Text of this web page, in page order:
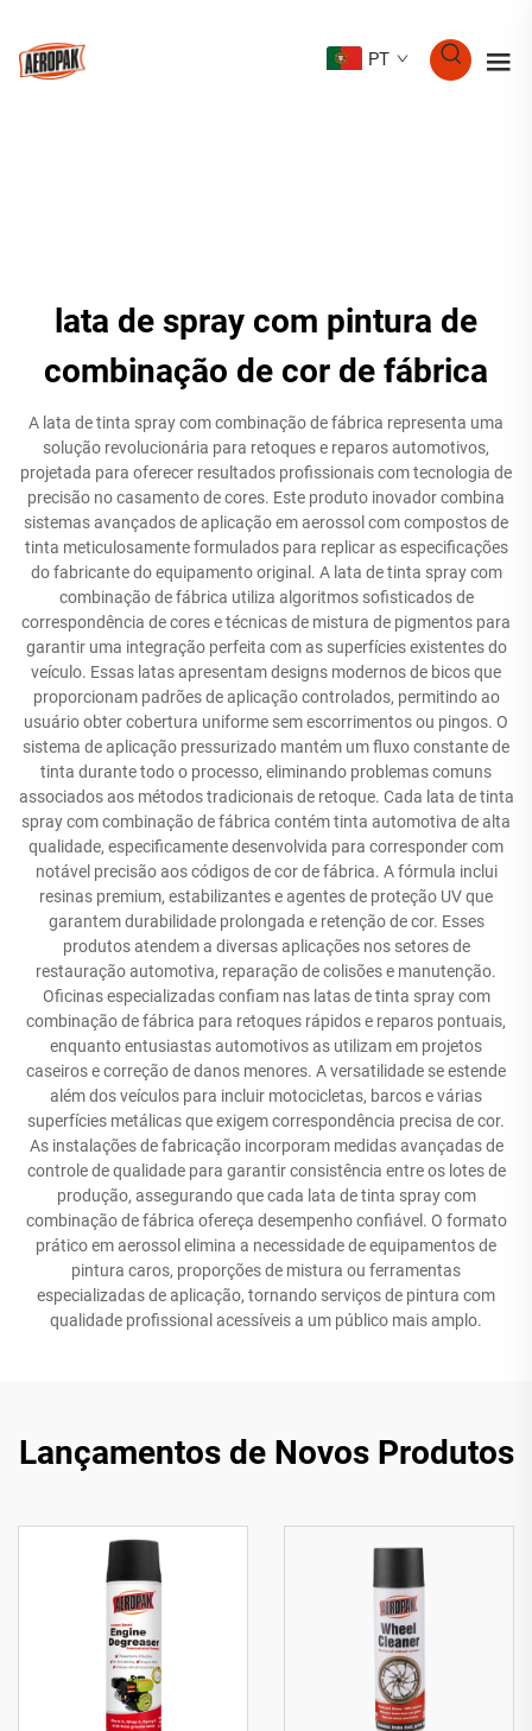
PT
lata de spray com pintura de
combinação de cor de fábrica
A lata de tinta spray com combinação de fábrica representa uma
solução revolucionária para retoques e reparos automotivos,
projetada para oferecer resultados profissionais com tecnologia de
precisão no casamento de cores. Este produto inovador combina
sistemas avançados de aplicação em aerossol com compostos de
tinta meticulosamente formulados para replicar as especificações
do fabricante do equipamento original. A lata de tinta spray com
combinação de fábrica utiliza algoritmos sofisticados de
correspondência de cores e técnicas de mistura de pigmentos para
garantir uma integração perfeita com as superfícies existentes do
veículo. Essas latas apresentam designs modernos de bicos que
proporcionam padrões de aplicação controlados, permitindo ao
usuário obter cobertura uniforme sem escorrimentos ou pingos. O
sistema de aplicação pressurizado mantém um fluxo constante de
tinta durante todo o processo, eliminando problemas comuns
associados aos métodos tradicionais de retoque. Cada lata de tinta
spray com combinação de fábrica contém tinta automotiva de alta
qualidade, especificamente desenvolvida para corresponder com
notável precisão aos códigos de cor de fábrica. A fórmula inclui
resinas premium, estabilizantes e agentes de proteção UV que
garantem durabilidade prolongada e retenção de cor. Esses
produtos atendem a diversas aplicações nos setores de
restauração automotiva, reparação de colisões e manutenção.
Oficinas especializadas confiam nas latas de tinta spray com
combinação de fábrica para retoques rápidos e reparos pontuais,
enquanto entusiastas automotivos as utilizam em projetos
caseiros e correção de danos menores. A versatilidade se estende
além dos veículos para incluir motocicletas, barcos e várias
superfícies metálicas que exigem correspondência precisa de cor.
As instalações de fabricação incorporam medidas avançadas de
controle de qualidade para garantir consistência entre os lotes de
produção, assegurando que cada lata de tinta spray com
combinação de fábrica ofereça desempenho confiável. O formato
prático em aerossol elimina a necessidade de equipamentos de
pintura caros, proporções de mistura ou ferramentas
especializadas de aplicação, tornando serviços de pintura com
qualidade profissional acessíveis a um público mais amplo.
Lançamentos de Novos Produtos